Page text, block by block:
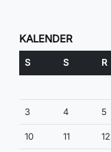
KALENDER
S S R
3 4 5
10 11 12